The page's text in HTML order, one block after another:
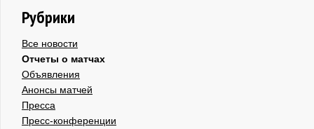
Рубрики
Все новости
Отчеты о матчах
Объявления
Анонсы матчей
Пресса
Пресс-конференции